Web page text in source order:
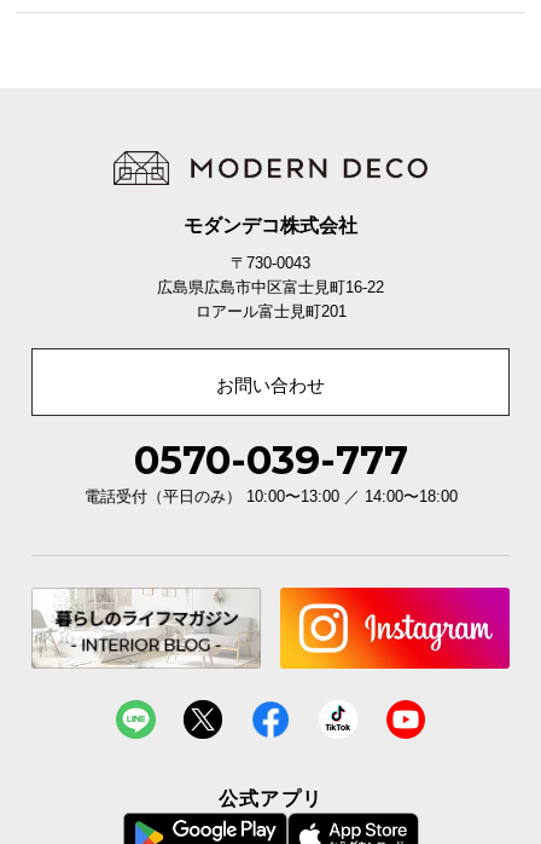
優しい丸みの面取り加工
安心してリラックスできる耐久性
モダンデコ株式会社
〒730-0043
広島県広島市中区富士見町16-22
ロアール富士見町201
お問い合わせ
0570-039-777
電話受付（平日のみ） 10:00〜13:00 ／ 14:00〜18:00
公式アプリ